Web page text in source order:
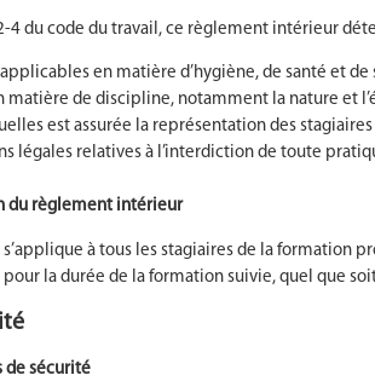
4 du code du travail, ce règlement intérieur
en matière d’hygiène, de santé et de
matière de discipline, notamment la nature et
est assurée la représentation des
légales relatives à l’interdiction de toute
du règlement intérieur
à tous les stagiaires de la formation
la durée de la formation suivie, quel que
de sécurité